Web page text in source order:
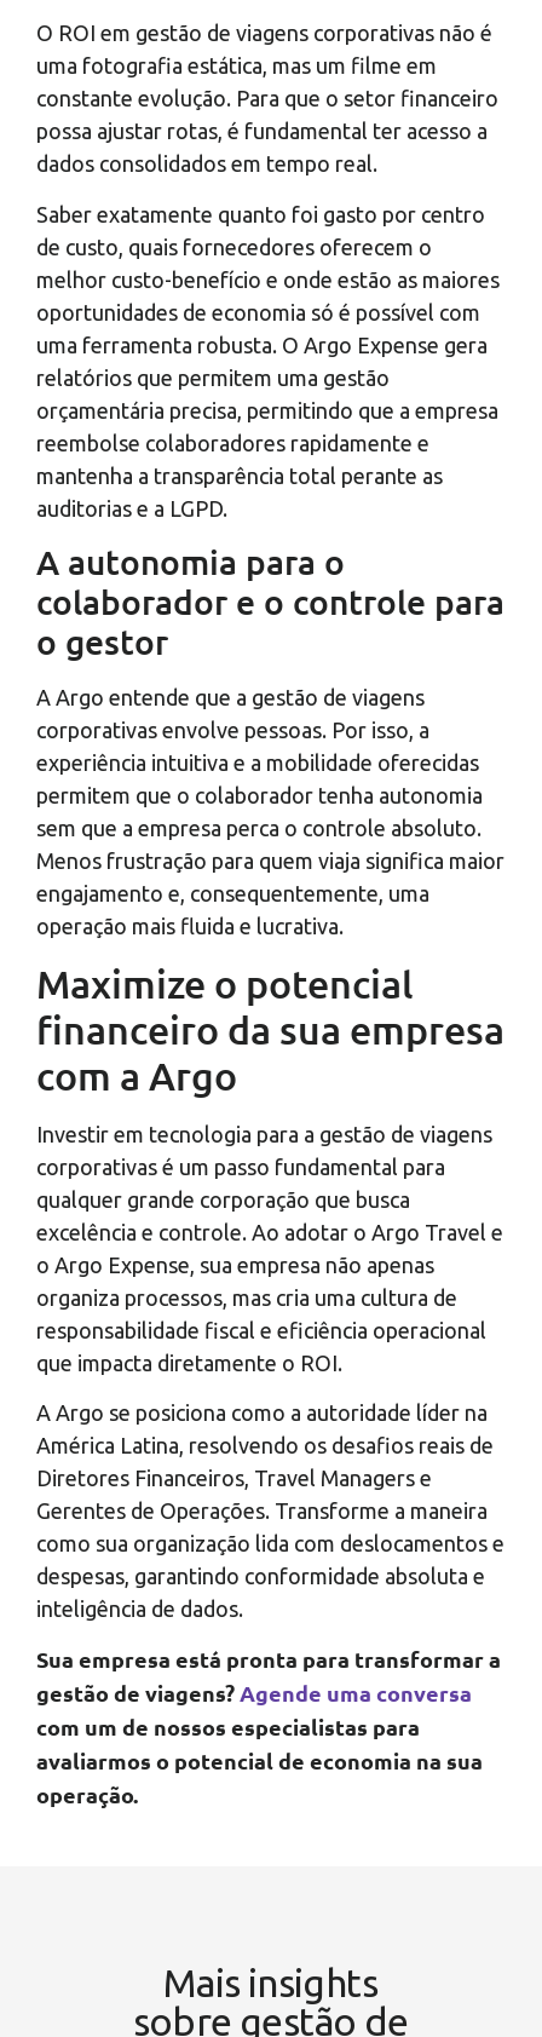
O ROI em gestão de viagens corporativas não é
uma fotografia estática, mas um filme em
constante evolução. Para que o setor financeiro
possa ajustar rotas, é fundamental ter acesso a
dados consolidados em tempo real.
Saber exatamente quanto foi gasto por centro
de custo, quais fornecedores oferecem o
melhor custo-benefício e onde estão as maiores
oportunidades de economia só é possível com
uma ferramenta robusta. O Argo Expense gera
relatórios que permitem uma gestão
orçamentária precisa, permitindo que a empresa
reembolse colaboradores rapidamente e
mantenha a transparência total perante as
auditorias e a LGPD.
A autonomia para o
colaborador e o controle para
o gestor
A Argo entende que a gestão de viagens
corporativas envolve pessoas. Por isso, a
experiência intuitiva e a mobilidade oferecidas
permitem que o colaborador tenha autonomia
sem que a empresa perca o controle absoluto.
Menos frustração para quem viaja significa maior
engajamento e, consequentemente, uma
operação mais fluida e lucrativa.
Maximize o potencial
financeiro da sua empresa
com a Argo
Investir em tecnologia para a gestão de viagens
corporativas é um passo fundamental para
qualquer grande corporação que busca
excelência e controle. Ao adotar o Argo Travel e
o Argo Expense, sua empresa não apenas
organiza processos, mas cria uma cultura de
responsabilidade fiscal e eficiência operacional
que impacta diretamente o ROI.
A Argo se posiciona como a autoridade líder na
América Latina, resolvendo os desafios reais de
Diretores Financeiros, Travel Managers e
Gerentes de Operações. Transforme a maneira
como sua organização lida com deslocamentos e
despesas, garantindo conformidade absoluta e
inteligência de dados.
Sua empresa está pronta para transformar a
gestão de viagens?Agende uma conversa
com um de nossos especialistas para
avaliarmos o potencial de economia na sua
operação.
Mais insights
sobre gestão de